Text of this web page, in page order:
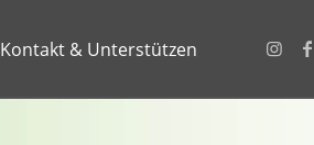
Kontakt & Unterstützen